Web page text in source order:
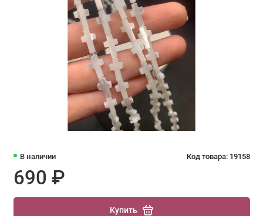
В наличии Код товара: 19158
690 ₽
Купить